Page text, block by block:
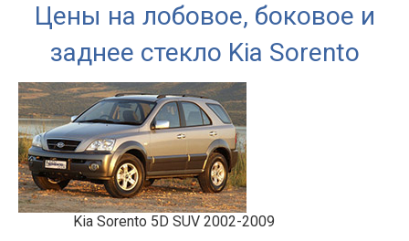
Цены на лобовое, боковое и
заднее стекло Kia Sorento
Kia Sorento 5D SUV 2002-2009